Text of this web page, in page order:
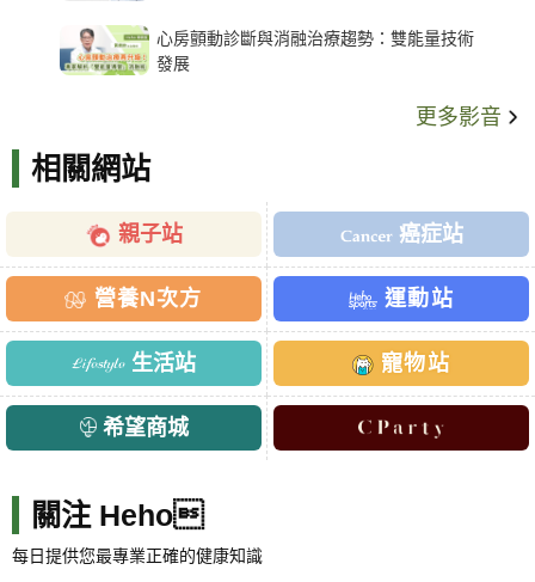
心房顫動診斷與消融治療趨勢：雙能量技術
發展
更多影音
相關網站
親子站 癌症站
營養N次方 運動站
生活站 寵物站
希望商城
關注 Heho
每日提供您最專業正確的健康知識